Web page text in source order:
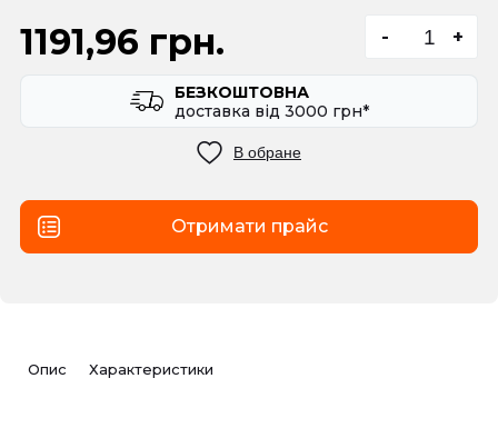
1191,96 грн. - +
БЕЗКОШТОВНА
доставка вiд 3000 грн*
В обране
Отримати прайс
Опис Характеристики